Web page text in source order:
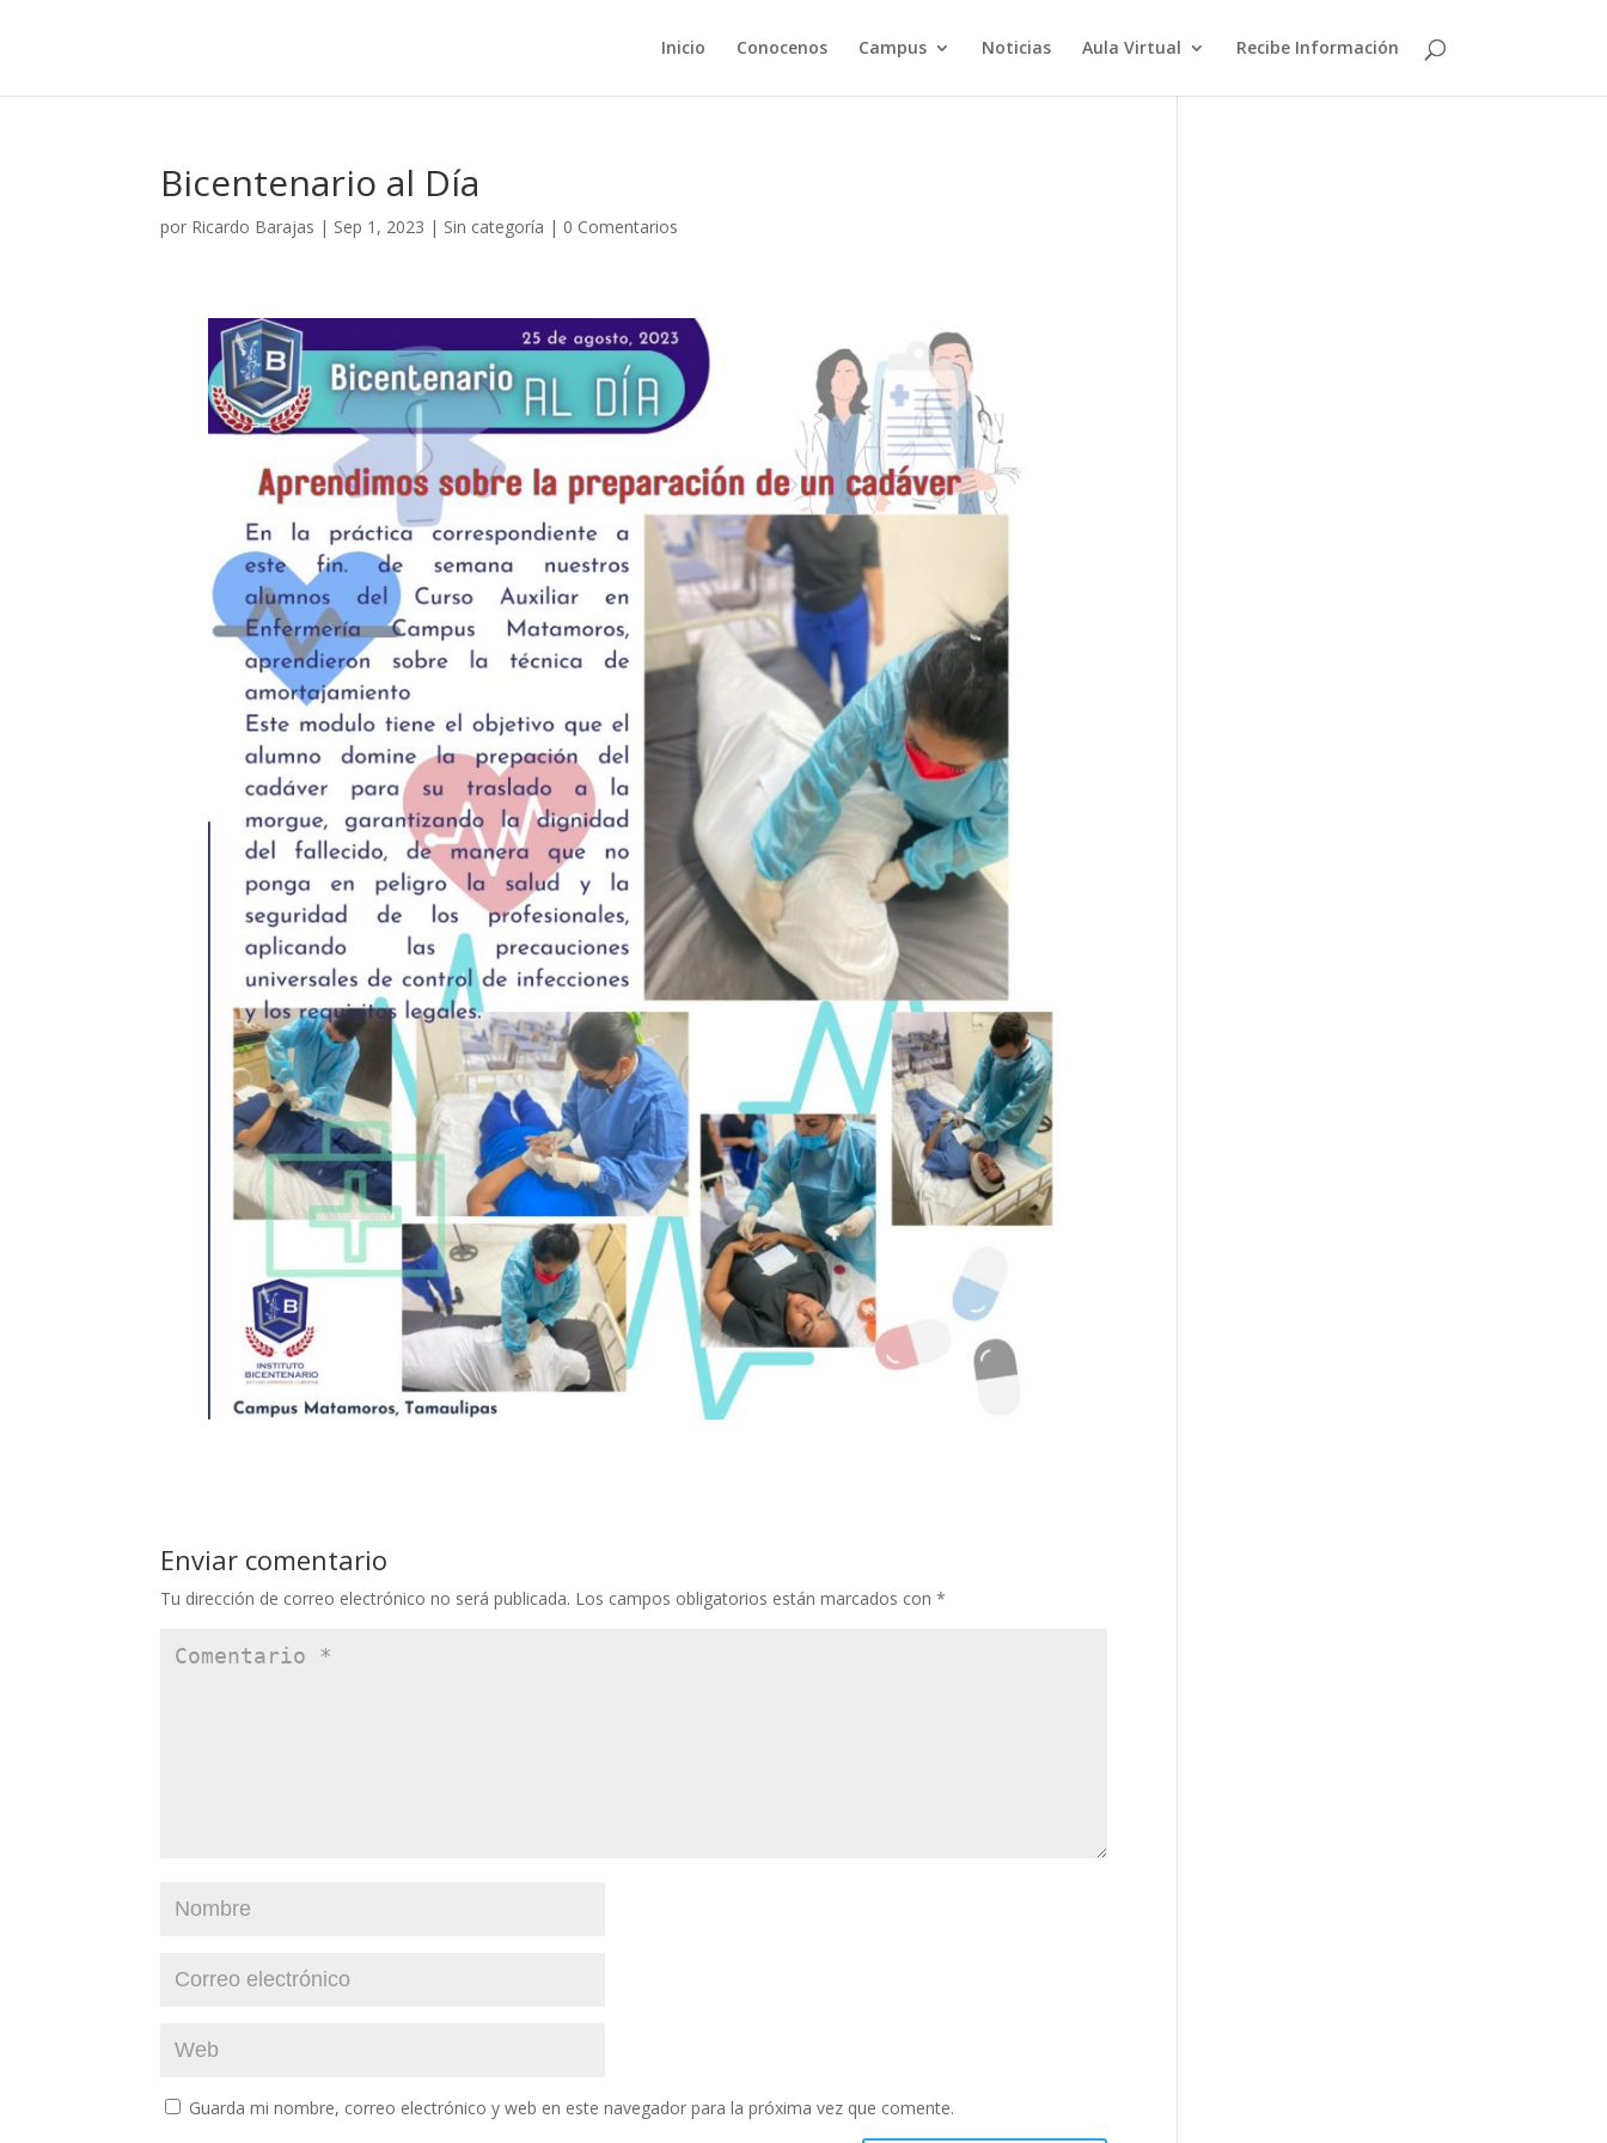
Inicio Conocenos Campus Noticias Aula Virtual Recibe Información
Bicentenario al Día
por Ricardo Barajas | Sep 1, 2023 | Sin categoría | 0 Comentarios
Enviar comentario
Tu dirección de correo electrónico no será publicada. Los campos obligatorios están marcados con*
Guarda mi nombre, correo electrónico y web en este navegador para la próxima vez que comente.